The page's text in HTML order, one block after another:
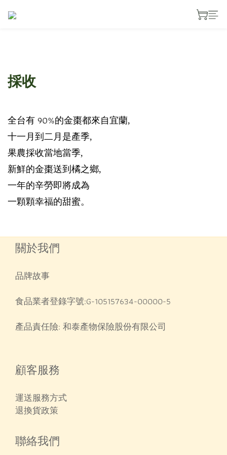
採收
全台有 90%的金棗都來自宜蘭,
十一月到二月是產季,
果農採收當地當季,
新鮮的金棗送到橘之鄉,
一年的辛勞即將成為
一顆顆幸福的甜蜜。
關於我們
品牌故事
食品業者登錄字號:G-105157634-00000-5
產品責任險: 和泰產物保險股份有限公司
顧客服務
運送服務方式
退換貨政策
聯絡我們